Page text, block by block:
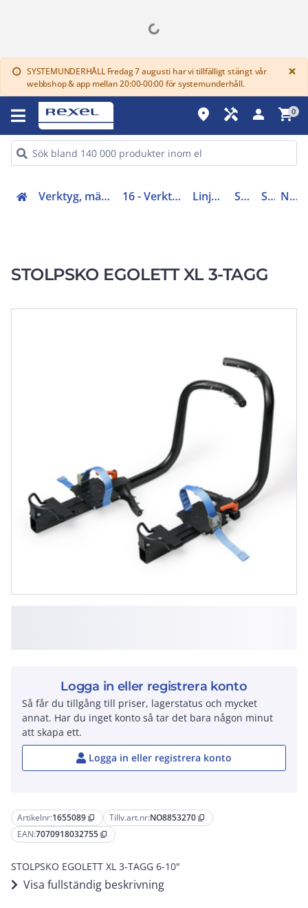
info SYSTEMUNDERHÅLL Fredag 7 augusti har vi tillfälligt stängt vår
webbshop & app mellan 20:00-00:00 för systemunderhåll.
×
place handyman person shopping_cart0
Verktyg, mätinstrument, skyddsutrustning (16, 42) 16 - Verktyg, skyddsutrustning och kläder Linje- och kabelredskap Stolphantering Stolpskor NO8853270
STOLPSKO EGOLETT XL 3-TAGG
Artikelnr:1655089 content_copy Tillv.art.nr:NO8853270 content_copy
EAN:7070918032755 content_copy
STOLPSKO EGOLETT XL 3-TAGG 6-10"
Visa fullständig beskrivning
Logga in eller registrera konto
Så får du tillgång till priser, lagerstatus och mycket
annat. Har du inget konto så tar det bara någon minut
att skapa ett.
Logga in eller registrera konto